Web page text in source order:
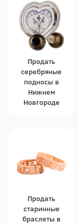
Продать
серебряные
подносы в
Нижнем
Новгороде
Продать
старинные
браслеты в